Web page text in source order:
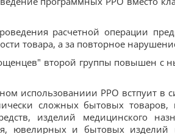
расчетной операции
товара, а за повторное
второй группы повышен с
использованиии РРО встпуит в
сложных бытовых
изделий медицинского
ювелирных и бытовых изделий